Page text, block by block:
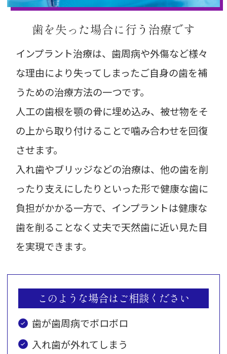
歯を失った場合に行う治療です
インプラント治療は、歯周病や外傷など様々
な理由により失ってしまったご自身の歯を補
うための治療方法の一つです。
人工の歯根を顎の骨に埋め込み、被せ物をそ
の上から取り付けることで噛み合わせを回復
させます。
入れ歯やブリッジなどの治療は、他の歯を削
ったり支えにしたりといった形で健康な歯に
負担がかかる一方で、インプラントは健康な
歯を削ることなく丈夫で天然歯に近い見た目
を実現できます。
このような場合はご相談ください
歯が歯周病でボロボロ
入れ歯が外れてしまう